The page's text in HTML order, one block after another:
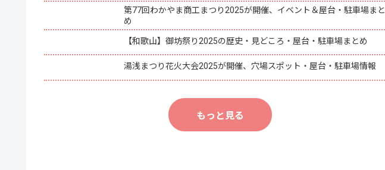
第77回わかやま商工まつり2025が開催、イベント＆屋台・駐車場まと
め
【和歌山】御坊祭り2025の歴史・見どころ・屋台・駐車場まとめ
湯浅まつり花火大会2025が開催、穴場スポット・屋台・駐車場情報
もっと見る